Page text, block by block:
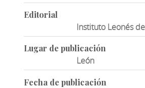
Editorial
Instituto Leonés
Lugar de publicación
León
Fecha de publicación